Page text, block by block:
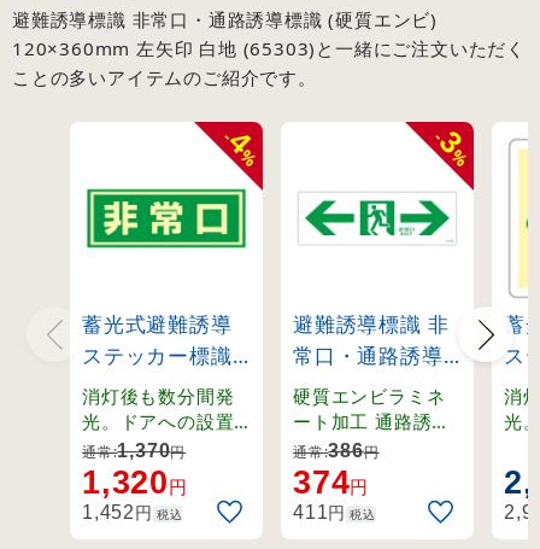
避難誘導標識 非常口・通路誘導標識 (硬質エンビ)
120×360mm 左矢印 白地 (65303)と一緒にご注文いただく
ことの多いアイテムのご紹介です。
-
4
%
蓄光式避難誘導
ステッカー標識
ドア用
150×400mm
(69003)
消灯後も数分間発
光。ドアへの設置
に適した蓄光ステ
ッカー標識。
通常:1,370円
1,320円
1,452円 税込
-
3
%
避難誘導標識 非
常口・通路誘導
標識 (硬質エン
ビ) 100×300mm
左右矢印 白地
(65903)
硬質エンビラミネ
ート加工 通路誘導
標識
通常:386円
374円
411円 税込
蓄
ス
床
角
消
光
ー
識